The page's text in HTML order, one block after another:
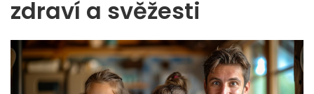
zdraví a svěžesti